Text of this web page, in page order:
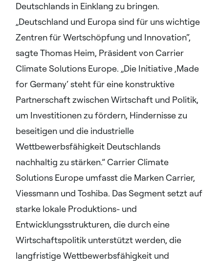
Deutschlands in Einklang zu bringen.
„Deutschland und Europa sind für uns wichtige
Zentren für Wertschöpfung und Innovation“,
sagte Thomas Heim, Präsident von Carrier
Climate Solutions Europe. „Die Initiative ‚Made
for Germany‘ steht für eine konstruktive
Partnerschaft zwischen Wirtschaft und Politik,
um Investitionen zu fördern, Hindernisse zu
beseitigen und die industrielle
Wettbewerbsfähigkeit Deutschlands
nachhaltig zu stärken.” Carrier Climate
Solutions Europe umfasst die Marken Carrier,
Viessmann und Toshiba. Das Segment setzt auf
starke lokale Produktions- und
Entwicklungsstrukturen, die durch eine
Wirtschaftspolitik unterstützt werden, die
langfristige Wettbewerbsfähigkeit und